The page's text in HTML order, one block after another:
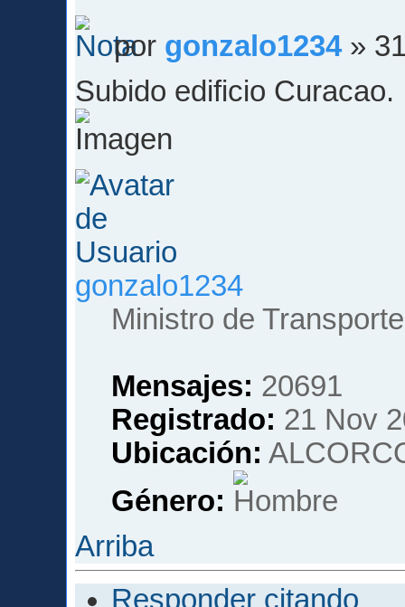
por gonzalo1234»
Subido edificio Curacao.
gonzalo1234
Ministro de Transporte
Mensajes: 20691
Registrado: 21 Nov
Ubicación:
Género:
Arriba
Responder citando